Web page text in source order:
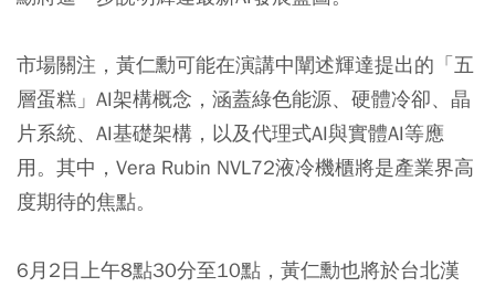
市場關注，黃仁勳可能在演講中闡述輝達提出的「五
層蛋糕」AI架構概念，涵蓋綠色能源、硬體冷卻、晶
片系統、AI基礎架構，以及代理式AI與實體AI等應
用。其中，Vera Rubin NVL72液冷機櫃將是產業界高
度期待的焦點。
6月2日上午8點30分至10點，黃仁勳也將於台北漢